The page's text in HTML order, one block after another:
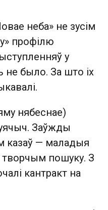
неба» не зусім
профілю
у
не было. За што іх
нябеснае)
Заўжды
казаў — маладыя
пошуку. З
кантракт на